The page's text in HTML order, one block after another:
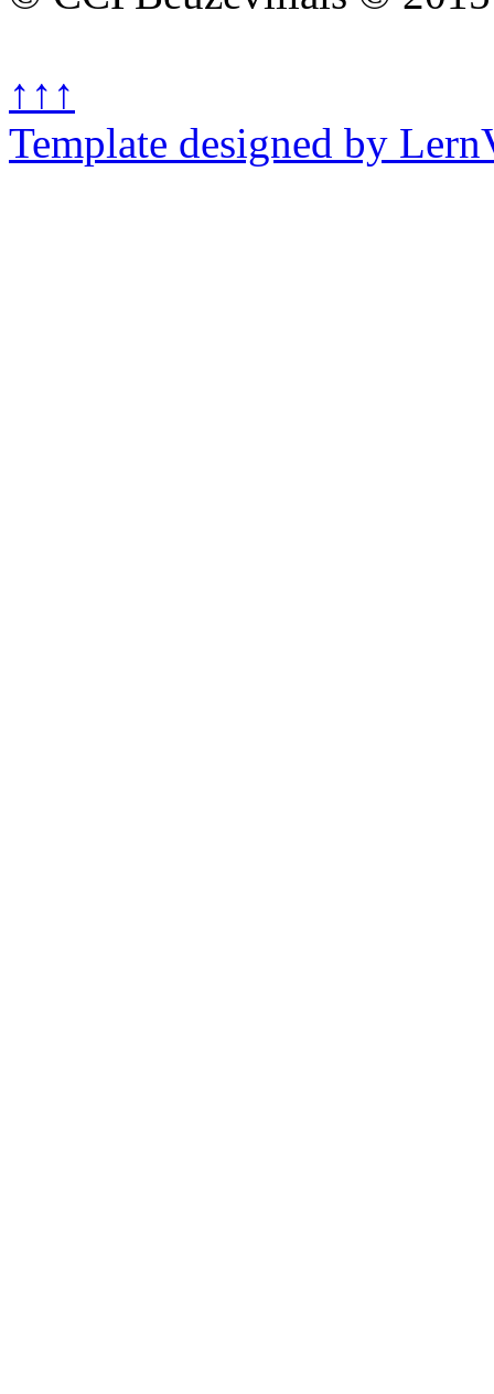
↑↑↑
Template designed by